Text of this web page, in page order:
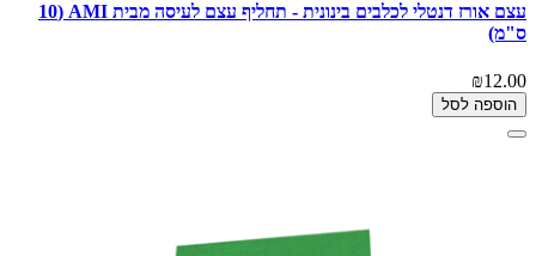
עצם אורז דנטלי לכלבים בינונית - תחליף עצם לעיסה מבית AMI (10
ס"מ)
₪12.00
הוספה לסל